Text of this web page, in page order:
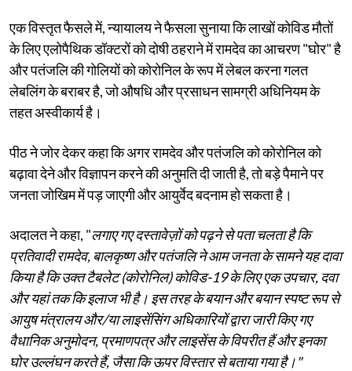
एक विस्तृत फैसले में, न्यायालय ने फैसला सुनाया कि लाखों कोविड मौतों
के लिए एलोपैथिक डॉक्टरों को दोषी ठहराने में रामदेव का आचरण "घोर" है
और पतंजलि की गोलियों को कोरोनिल के रूप में लेबल करना गलत
लेबलिंग के बराबर है, जो औषधि और प्रसाधन सामग्री अधिनियम के
तहत अस्वीकार्य है।
पीठ ने जोर देकर कहा कि अगर रामदेव और पतंजलि को कोरोनिल को
बढ़ावा देने और विज्ञापन करने की अनुमति दी जाती है, तो बड़े पैमाने पर
जनता जोखिम में पड़ जाएगी और आयुर्वेद बदनाम हो सकता है।
अदालत ने कहा, "लगाए गए दस्तावेज़ों को पढ़ने से पता चलता है कि
प्रतिवादी रामदेव, बालकृष्ण और पतंजलि ने आम जनता के सामने यह दावा
किया है कि उक्त टैबलेट (कोरोनिल) कोविड-19 के लिए एक उपचार, दवा
और यहां तक ​​कि इलाज भी है। इस तरह के बयान और बयान स्पष्ट रूप से
आयुष मंत्रालय और/या लाइसेंसिंग अधिकारियों द्वारा जारी किए गए
वैधानिक अनुमोदन, प्रमाणपत्र और लाइसेंस के विपरीत हैं और इनका
घोर उल्लंघन करते हैं, जैसा कि ऊपर विस्तार से बताया गया है।"